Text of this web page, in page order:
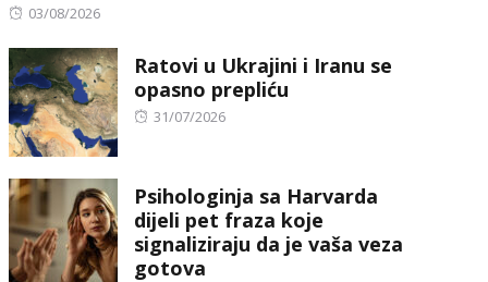
Posted
03/08/2026
Ratovi u Ukrajini i Iranu se
opasno prepliću
Posted
31/07/2026
Psihologinja sa Harvarda
dijeli pet fraza koje
signaliziraju da je vaša veza
gotova